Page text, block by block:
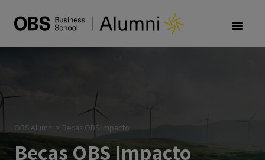
OBS Alumni > Becas OBS Impacto
Becas OBS Impacto